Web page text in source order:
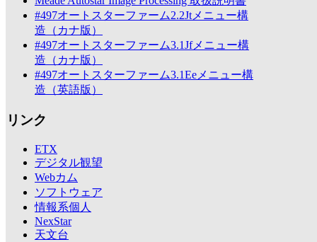
#497オートスターファーム2.2Jtメニュー構
造（カナ版）
#497オートスターファーム3.1Jfメニュー構
造（カナ版）
#497オートスターファーム3.1Eeメニュー構
造（英語版）
リンク
ETX
デジタル観望
Webカム
ソフトウェア
情報系個人
NexStar
天文台